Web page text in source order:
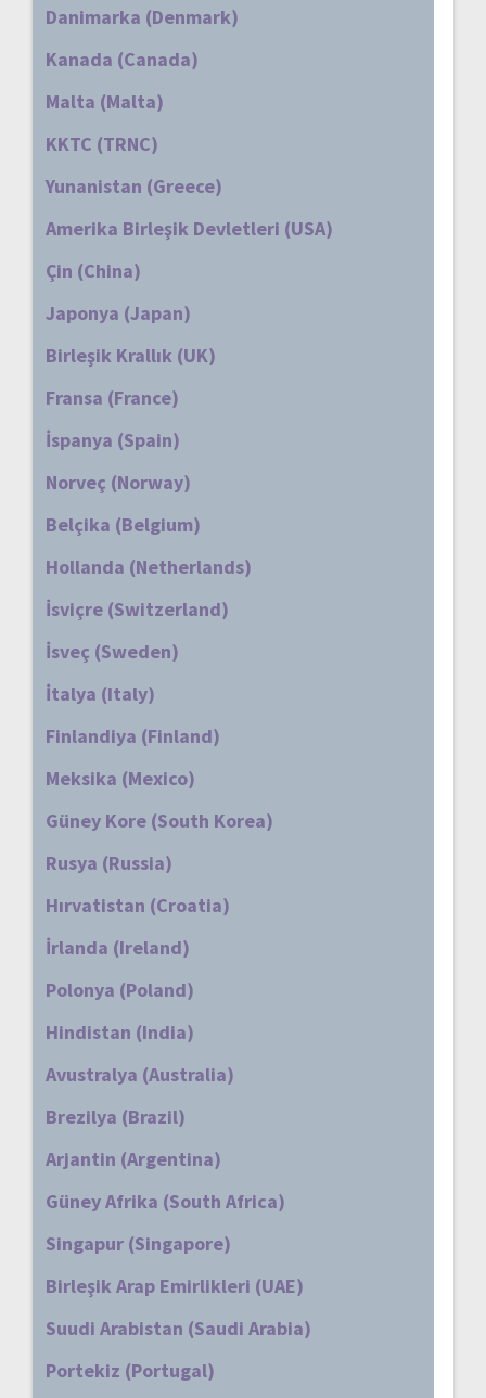
Danimarka (Denmark)
Kanada (Canada)
Malta (Malta)
KKTC (TRNC)
Yunanistan (Greece)
Amerika Birleşik Devletleri (USA)
Çin (China)
Japonya (Japan)
Birleşik Krallık (UK)
Fransa (France)
İspanya (Spain)
Norveç (Norway)
Belçika (Belgium)
Hollanda (Netherlands)
İsviçre (Switzerland)
İsveç (Sweden)
İtalya (Italy)
Finlandiya (Finland)
Meksika (Mexico)
Güney Kore (South Korea)
Rusya (Russia)
Hırvatistan (Croatia)
İrlanda (Ireland)
Polonya (Poland)
Hindistan (India)
Avustralya (Australia)
Brezilya (Brazil)
Arjantin (Argentina)
Güney Afrika (South Africa)
Singapur (Singapore)
Birleşik Arap Emirlikleri (UAE)
Suudi Arabistan (Saudi Arabia)
Portekiz (Portugal)